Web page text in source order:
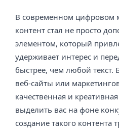
В современном цифровом
контент стал не просто
элементом, который
удерживает интерес и
быстрее, чем любой текст.
веб-сайты или
качественная и
выделить вас на фоне
создание такого контента